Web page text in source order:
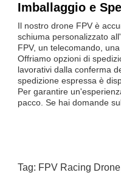
Imballaggio e
Il nostro drone FPV è
schiuma personalizzato
FPV, un telecomando,
Offriamo opzioni di
lavorativi dalla conferma
spedizione espressa è
Per garantire
pacco. Se hai domande
Tag: FPV Racing Drone